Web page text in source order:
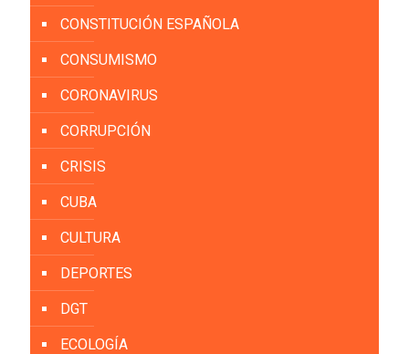
CONSTITUCIÓN ESPAÑOLA
CONSUMISMO
CORONAVIRUS
CORRUPCIÓN
CRISIS
CUBA
CULTURA
DEPORTES
DGT
ECOLOGÍA